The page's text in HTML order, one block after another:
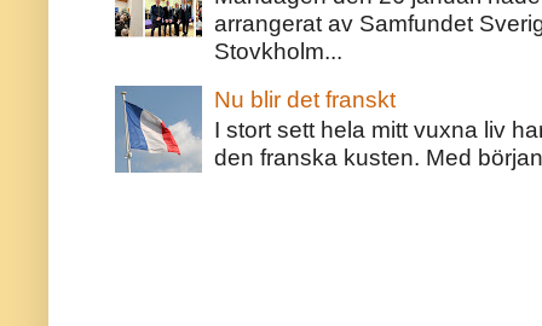
arrangerat av Samfundet
Stovkholm...
Nu blir det franskt
I stort sett hela mitt vuxna liv
den franska kusten. Med